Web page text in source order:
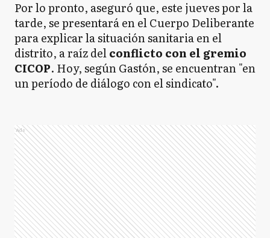
Por lo pronto, aseguró que, este jueves por la
tarde, se presentará en el Cuerpo Deliberante
para explicar la situación sanitaria en el
distrito, a raíz delconflicto con el gremio
CICOP. Hoy, según Gastón, se encuentran "en
un período de diálogo con el sindicato".
Ads